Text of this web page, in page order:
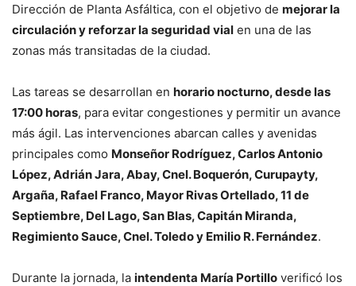
Dirección de Planta Asfáltica, con el objetivo de mejorar la
circulación y reforzar la seguridad vial en una de las
zonas más transitadas de la ciudad.
Las tareas se desarrollan en horario nocturno, desde las
17:00 horas, para evitar congestiones y permitir un avance
más ágil. Las intervenciones abarcan calles y avenidas
principales como Monseñor Rodríguez, Carlos Antonio
López, Adrián Jara, Abay, Cnel. Boquerón, Curupayty,
Argaña, Rafael Franco, Mayor Rivas Ortellado, 11 de
Septiembre, Del Lago, San Blas, Capitán Miranda,
Regimiento Sauce, Cnel. Toledo y Emilio R. Fernández.
Durante la jornada, la intendenta María Portillo verificó los